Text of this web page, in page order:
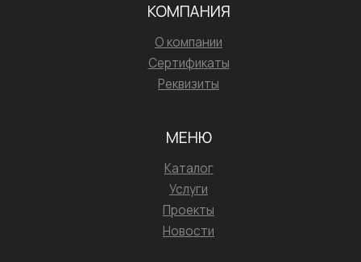
КОМПАНИЯ
О компании
Сертификаты
Реквизиты
МЕНЮ
Каталог
Услуги
Проекты
Новости